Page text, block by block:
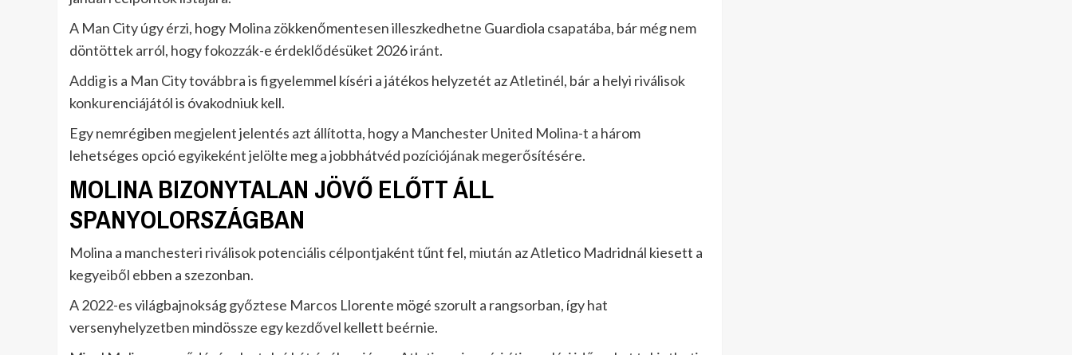
A Man City úgy érzi, hogy Molina zökkenőmentesen illeszkedhetne Guardiola csapatába, bár még nem
döntöttek arról, hogy fokozzák-e érdeklődésüket 2026 iránt.
Addig is a Man City továbbra is figyelemmel kíséri a játékos helyzetét az Atletinél, bár a helyi riválisok
konkurenciájától is óvakodniuk kell.
Egy nemrégiben megjelent jelentés azt állította, hogy a Manchester United Molina-t a három
lehetséges opció egyikeként jelölte meg a jobbhátvéd pozíciójának megerősítésére.
MOLINA BIZONYTALAN JÖVŐ ELŐTT ÁLL
SPANYOLORSZÁGBAN
Molina a manchesteri riválisok potenciális célpontjaként tűnt fel, miután az Atletico Madridnál kiesett a
kegyeiből ebben a szezonban.
A 2022-es világbajnokság győztese Marcos Llorente mögé szorult a rangsorban, így hat
versenyhelyzetben mindössze egy kezdővel kellett beérnie.